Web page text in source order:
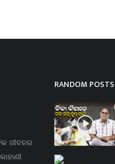
ଜୀବନର
RANDOM POSTS